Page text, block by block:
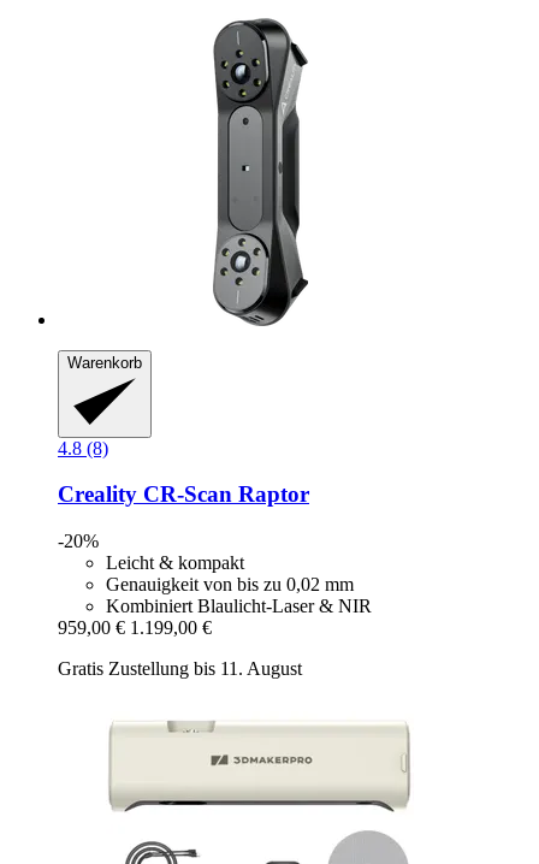
Warenkorb
4.8 (8)
Creality CR-​Scan Raptor
-20%
Leicht & kompakt
Genauigkeit von bis zu 0,02 mm
Kombiniert Blaulicht-Laser & NIR
959,00 € 1.199,00 €
Gratis Zustellung bis 11. August